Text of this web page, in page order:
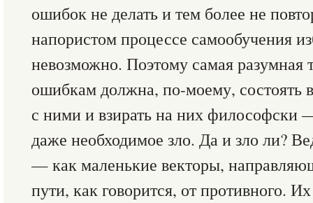
ошибок не делать и тем более не
напористом процессе самообучения
невозможно. Поэтому самая
ошибкам должна, по-моему, состоять
с ними и взирать на них философски
даже необходимое зло. Да и зло ли?
— как маленькие векторы,
пути, как говорится, от противного.